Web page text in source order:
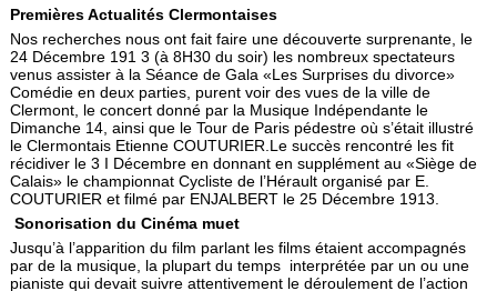
Premières Actualités Clermontaises
Nos recherches nous ont fait faire une découverte surprenante, le
24 Décembre 191 3 (à 8H30 du soir) les nombreux spectateurs
venus assister à la Séance de Gala «Les Surprises du divorce»
Comédie en deux parties, purent voir des vues de la ville de
Clermont, le concert donné par la Musique Indépendante le
Dimanche 14, ainsi que le Tour de Paris pédestre où s’était illustré
le Clermontais Etienne COUTURIER.Le succès rencontré les fit
récidiver le 3 I Décembre en donnant en supplément au «Siège de
Calais» le championnat Cycliste de l’Hérault organisé par E.
COUTURIER et filmé par ENJALBERT le 25 Décembre 1913.
Sonorisation du Cinéma muet
Jusqu’à l’apparition du film parlant les films étaient accompagnés
par de la musique, la plupart du temps interprétée par un ou une
pianiste qui devait suivre attentivement le déroulement de l’action